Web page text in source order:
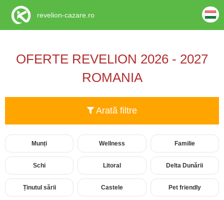
OFERTE REVELION 2026 - 2027
ROMANIA
Arată filtre
Munți Wellness Familie
Schi Litoral Delta Dunării
Ținutul sării Castele Pet friendly
revelion-cazare.ro